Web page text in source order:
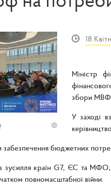
18
Міністр
збори МВФ
У заході
бюджетних
зусилля країн G7, ЄС та
повномасштабної війни.